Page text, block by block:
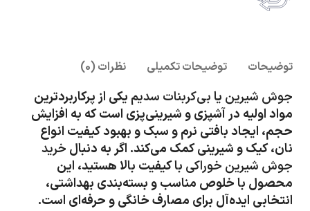
توضیحات توضیحات تکمیلی نظرات (0)
جوش شیرین یابی‌کربنات سدیم یکی از پرکاربردترین
مواد اولیه در آشپزی و شیرینی‌پزی است که به افزایش
حجم، ایجاد بافتی نرم و سبک و بهبود کیفیت انواع
نان، کیک و شیرینی کمک می‌کند. اگر به دنبال خرید
جوش شیرین خوراکی با کیفیت بالا هستید، این
محصول با خلوص مناسب و بسته‌بندی بهداشتی،
انتخابی ایده‌آل برای مصارف خانگی و حرفه‌ای است.